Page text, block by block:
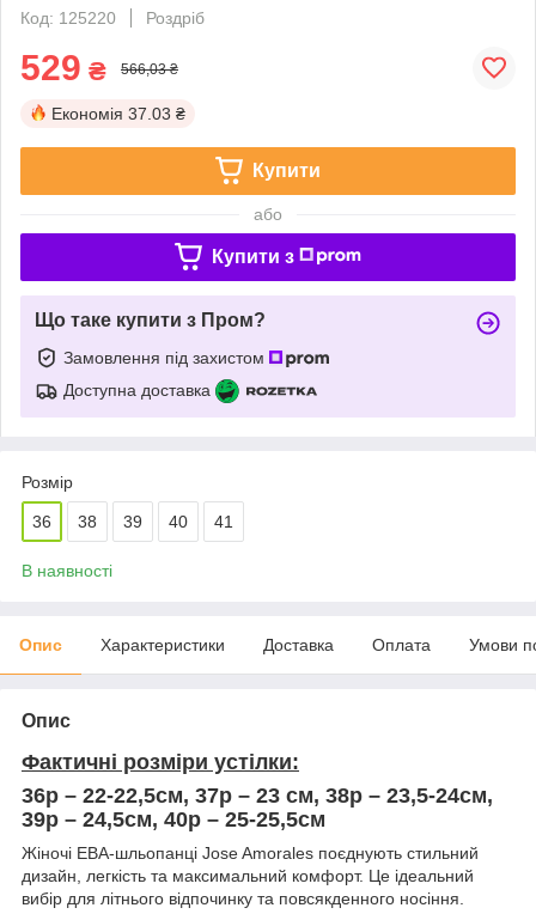
Код: 125220
Роздріб
529 ₴ 566,03 ₴
Економія 37.03 ₴
Купити
або
Купити з
Що таке купити з Пром?
Замовлення під захистом
Доступна доставка
Розмір
36 38 39 40 41
В наявності
Опис Характеристики Доставка Оплата Умови
Опис
Фактичні розміри устілки:
36р – 22-22,5см, 37р – 23 см, 38р – 23,5-24см,
39р – 24,5см, 40р – 25-25,5см
Жіночі ЕВА-шльопанці Jose Amorales поєднують стильний
дизайн, легкість та максимальний комфорт. Це ідеальний
вибір для літнього відпочинку та повсякденного носіння.